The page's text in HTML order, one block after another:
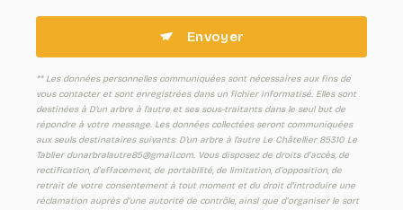
Envoyer
** Les données personnelles communiquées sont nécessaires aux fins de
vous contacter et sont enregistrées dans un fichier informatisé. Elles sont
destinées à D'un arbre à l'autre et ses sous-traitants dans le seul but de
répondre à votre message. Les données collectées seront communiquées
aux seuls destinataires suivants: D'un arbre à l'autre Le Châtellier 85310 Le
Tablier dunarbralautre85@gmail.com. Vous disposez de droits d’accès, de
rectification, d’effacement, de portabilité, de limitation, d’opposition, de
retrait de votre consentement à tout moment et du droit d’introduire une
réclamation auprès d’une autorité de contrôle, ainsi que d’organiser le sort